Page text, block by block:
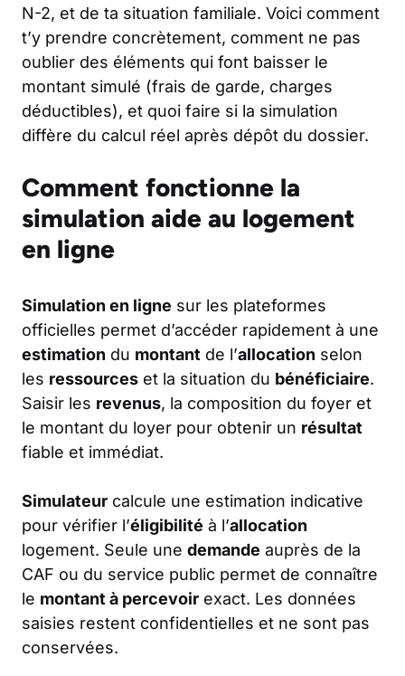
N-2, et de ta situation familiale. Voici comment
t’y prendre concrètement, comment ne pas
oublier des éléments qui font baisser le
montant simulé (frais de garde, charges
déductibles), et quoi faire si la simulation
diffère du calcul réel après dépôt du dossier.
Comment fonctionne la
simulation aide au logement
en ligne
Simulation en ligne sur les plateformes
officielles permet d’accéder rapidement à une
estimation du montant de l’allocation selon
les ressources et la situation du bénéficiaire.
Saisir les revenus, la composition du foyer et
le montant du loyer pour obtenir un résultat
fiable et immédiat.
Simulateur calcule une estimation indicative
pour vérifier l’éligibilité à l’allocation
logement. Seule une demande auprès de la
CAF ou du service public permet de connaître
le montant à percevoir exact. Les données
saisies restent confidentielles et ne sont pas
conservées.